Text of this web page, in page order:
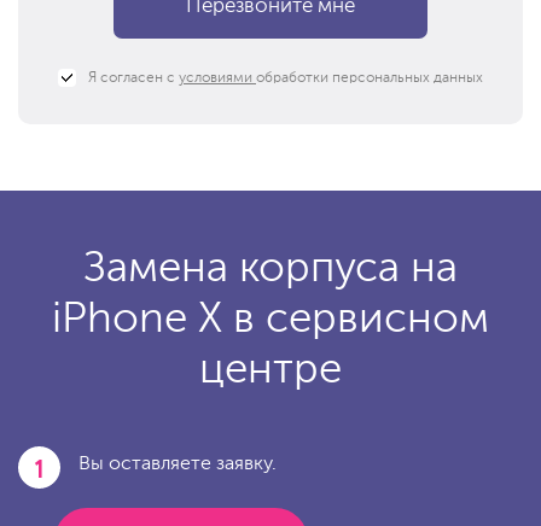
Я согласен с условиями обработки персональных данных
Замена корпуса на
iPhone X в сервисном
центре
1 Вы оставляете заявку.